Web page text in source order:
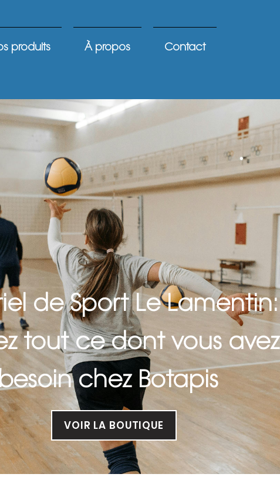
produits À propos Contact
de Sport Le Lamentin:
tout ce dont vous avez
chez Botapis
VOIR LA BOUTIQUE